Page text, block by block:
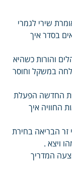
שירי לגמרי
בסדר איך
והורות כשהיא
במשקל וחוסר
החדשה הפעלת
החוויה איך
זר הבריאה בחירת
ויצא .
המדריך